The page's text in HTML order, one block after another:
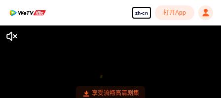
zh-cn 打开App
享受流畅高清剧集